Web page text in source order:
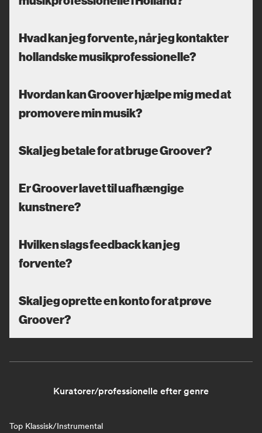
Hvad kan jeg forvente, når jeg kontakter
hollandske musikprofessionelle?
Hvordan kan Groover hjælpe mig med at
promovere min musik?
Skal jeg betale for at bruge Groover?
Er Groover lavet til uafhængige
kunstnere?
Hvilken slags feedback kan jeg
forvente?
Skal jeg oprette en konto for at prøve
Groover?
Kuratorer/professionelle efter genre
Top Klassisk/Instrumental